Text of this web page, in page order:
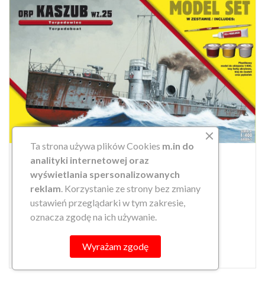
ORP KASZUB WZ.25 1/400 SET...
44,90 zł
DO KOSZYKA
Ta strona używa plików Cookies m.in do
analityki internetowej oraz
wyświetlania spersonalizowanych
reklam. Korzystanie ze strony bez zmiany
ustawień przeglądarki w tym zakresie,
oznacza zgodę na ich używanie.
Wyrażam zgodę